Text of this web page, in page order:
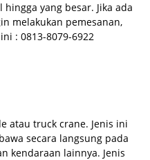
yang besar. Jika ada
melakukan pemesanan,
: 0813-8079-6922
atau truck crane. Jenis ini
secara langsung pada
kendaraan lainnya. Jenis